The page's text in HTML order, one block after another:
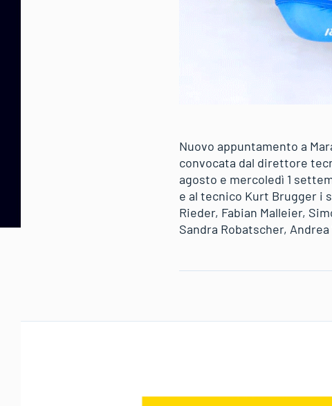
Nuovo appuntamento a
convocata dal direttore
agosto e mercoledì 1
e al tecnico Kurt Brugger i
Rieder, Fabian Malleier,
Sandra Robatscher,